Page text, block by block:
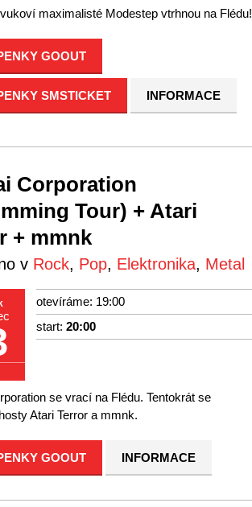
maximalisté Modestep vtrhnou na Flédu!
GOOUT
SMSTICKET INFORMACE
Corporation
Tour) + Atari
+ mmnk
v Rock, Pop, Elektronika, Metal
otevíráme: 19:00
start: 20:00
se vrací na Flédu. Tentokrát se
Atari Terror a mmnk.
GOOUT INFORMACE